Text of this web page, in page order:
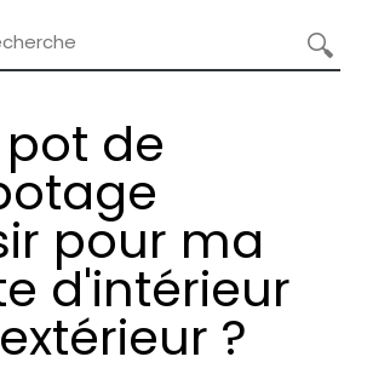
de
pour ma
d'intérieur
?